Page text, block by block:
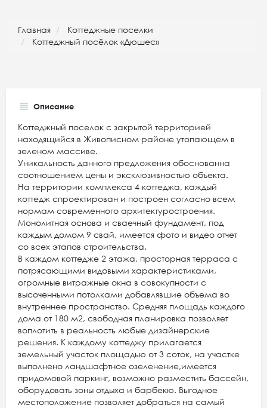
Главная
Коттеджные поселки
Коттеджный посёлок «Дюшес»
Описание
Коттеджный поселок с закрытой территорией
находящийся в Живописном районе утопающем в
зеленом массиве.
Уникальность данного предложения обоснованна
соотношением цены и эксклюзивностью объекта.
На территории комплекса 4 коттеджа, каждый
коттедж спроектирован и построен согласно всем
нормам современного архитектуростроения.
Монолитная основа и сваечный фундамент, под
каждым домом 9 свай, имеется фото и видео отчет
со всех этапов строительства.
В каждом коттедже 2 этажа, просторная терраса с
потрясающими видовыми характеристиками,
огромные витражные окна в совокупности с
высоченными потолками добавлявшие объема во
внутреннее пространство. Средняя площадь каждого
дома от 180 м2, свободная планировка позволяет
воплотить в реальность любые дизайнерские
решения. К каждому коттеджу прилагается
земельный участок площадью от 3 соток, на участке
выполнено ландшафтное озеленение,имеется
придомовой паркинг, возможно разместить бассейн,
оборудовать зоны отдыха и барбекю. Выгодное
местоположение позволяет добраться на самый